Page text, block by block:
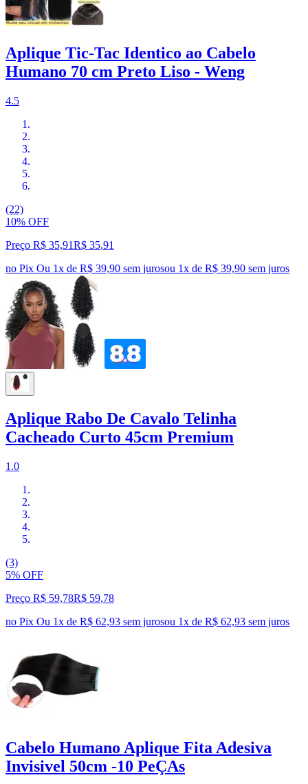
Aplique Tic-Tac Identico ao Cabelo
Humano 70 cm Preto Liso - Weng
4.5
(22)
10% OFF
Preço R$ 35,91R$ 35,91
no Pix Ou 1x de R$ 39,90 sem jurosou 1x de R$ 39,90 sem juros
Aplique Rabo De Cavalo Telinha
Cacheado Curto 45cm Premium
1.0
(3)
5% OFF
Preço R$ 59,78R$ 59,78
no Pix Ou 1x de R$ 62,93 sem jurosou 1x de R$ 62,93 sem juros
Cabelo Humano Aplique Fita Adesiva
Invisivel 50cm -10 PeÇAs